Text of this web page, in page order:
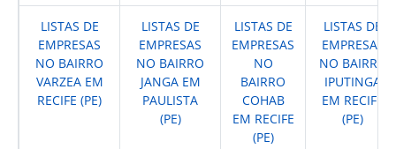
LISTAS DE
EMPRESAS
NO BAIRRO
VARZEA EM
RECIFE (PE)
LISTAS DE
EMPRESAS
NO BAIRRO
JANGA EM
PAULISTA
(PE)
LISTAS DE
EMPRESAS
NO
BAIRRO
COHAB
EM RECIFE
(PE)
LISTAS DE
EMPRESAS
NO BAIRRO
IPUTINGA
EM RECIFE
(PE)